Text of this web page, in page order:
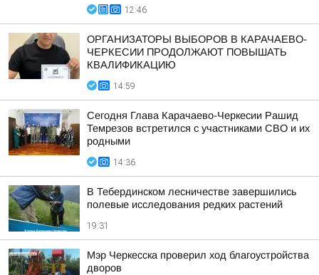
12:46
ОРГАНИЗАТОРЫ ВЫБОРОВ В КАРАЧАЕВО-
ЧЕРКЕСИИ ПРОДОЛЖАЮТ ПОВЫШАТЬ
КВАЛИФИКАЦИЮ
14:59
Сегодня Глава Карачаево-Черкесии Рашид
Темрезов встретился с участниками СВО и их
родными
14:36
В Тебердинском лесничестве завершились
полевые исследования редких растений
19:31
Мэр Черкесска проверил ход благоустройства
дворов